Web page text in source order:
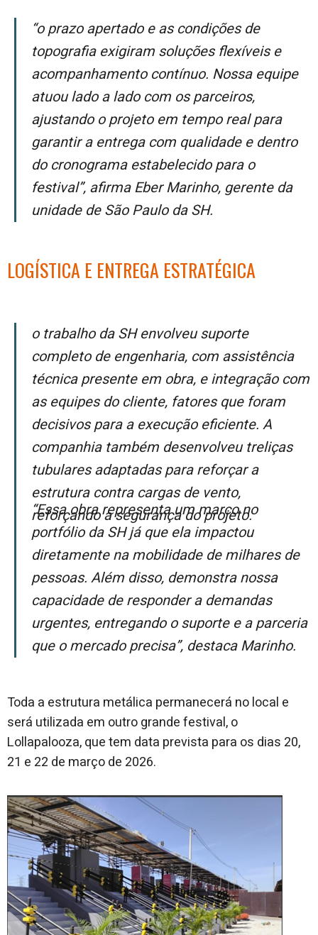
“O prazo apertado e as condições de
topografia exigiram soluções flexíveis e
acompanhamento contínuo. Nossa equipe
atuou lado a lado com os parceiros,
ajustando o projeto em tempo real para
garantir a entrega com qualidade e dentro
do cronograma estabelecido para o
festival”, afirma Eber Marinho, gerente da
unidade de São Paulo da SH.
LOGÍSTICA E ENTREGA ESTRATÉGICA
O trabalho da SH envolveu suporte
completo de engenharia, com assistência
técnica presente em obra, e integração com
as equipes do cliente, fatores que foram
decisivos para a execução eficiente. A
companhia também desenvolveu treliças
tubulares adaptadas para reforçar a
estrutura contra cargas de vento,
reforçando a segurança do projeto.
“Essa obra representa um marco no
portfólio da SH já que ela impactou
diretamente na mobilidade de milhares de
pessoas. Além disso, demonstra nossa
capacidade de responder a demandas
urgentes, entregando o suporte e a parceria
que o mercado precisa”, destaca Marinho.
Toda a estrutura metálica permanecerá no local e
será utilizada em outro grande festival, o
Lollapalooza, que tem data prevista para os dias 20,
21 e 22 de março de 2026.